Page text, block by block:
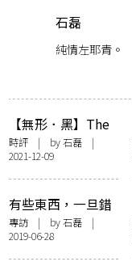
石磊
純情左耶青。
【無形．黑】The
Black Sheep
時評 | by石磊 |
2021-12-09
有些東西，一旦錯
過就不再——專訪
「鮮浪潮」導演楊
婕
專訪 | by石磊 |
2019-06-28